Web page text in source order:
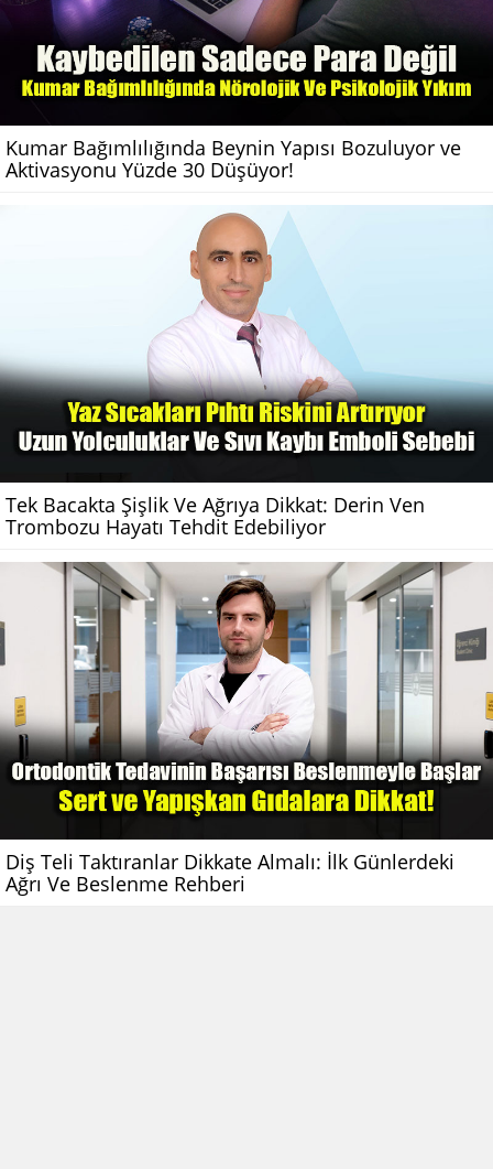
Kumar Bağımlılığında Beynin Yapısı Bozuluyor ve
Aktivasyonu Yüzde 30 Düşüyor!
Tek Bacakta Şişlik Ve Ağrıya Dikkat: Derin Ven
Trombozu Hayatı Tehdit Edebiliyor
Diş Teli Taktıranlar Dikkate Almalı: İlk Günlerdeki
Ağrı Ve Beslenme Rehberi